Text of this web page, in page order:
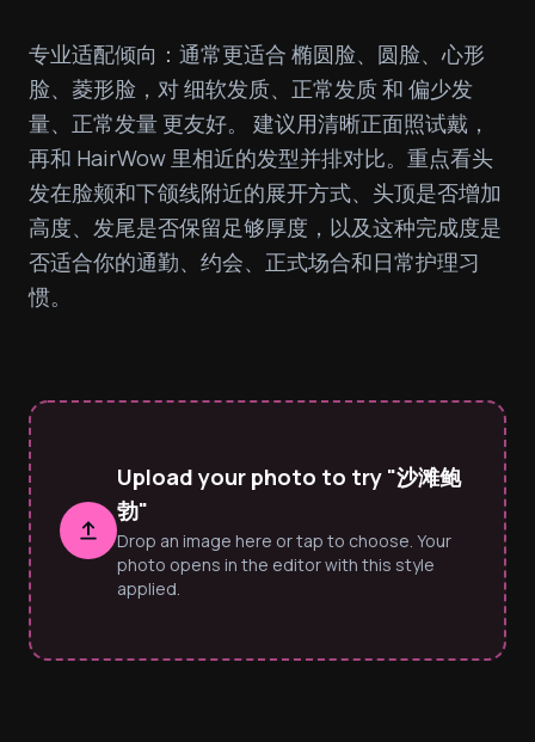
专业适配倾向：通常更适合 椭圆脸、圆脸、心形
脸、菱形脸，对 细软发质、正常发质 和 偏少发
量、正常发量 更友好。 建议用清晰正面照试戴，
再和 HairWow 里相近的发型并排对比。重点看头
发在脸颊和下颌线附近的展开方式、头顶是否增加
高度、发尾是否保留足够厚度，以及这种完成度是
否适合你的通勤、约会、正式场合和日常护理习
惯。
Upload your photo to try "沙滩鲍
勃"
Drop an image here or tap to choose. Your
photo opens in the editor with this style
applied.